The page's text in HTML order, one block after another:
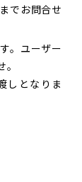
までお問合せ
。ユーザー
しとなりま